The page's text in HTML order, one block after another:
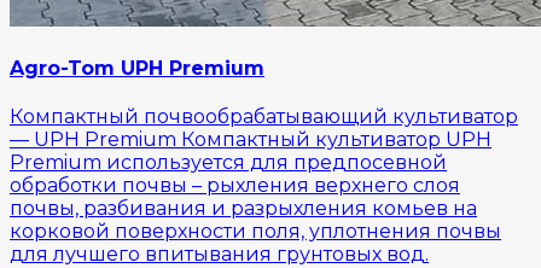
Agro-Tom UPH Premium
Компактный почвообрабатывающий культиватор
— UPH Premium Компактный культиватор UPH
Premium используется для предпосевной
обработки почвы – рыхления верхнего слоя
почвы, разбивания и разрыхления комьев на
корковой поверхности поля, уплотнения почвы
для лучшего впитывания грунтовых вод.